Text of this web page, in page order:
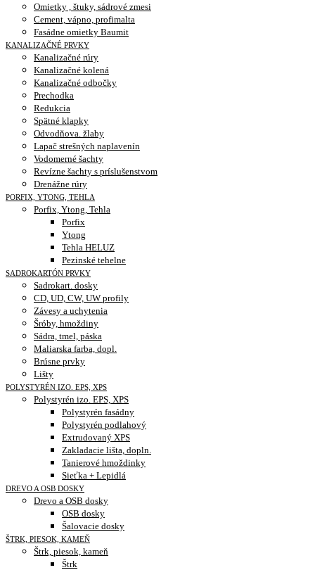
Omietky , štuky, sádrové zmesi
Cement, vápno, profimalta
Fasádne omietky Baumit
KANALIZAČNÉ PRVKY
Kanalizačné rúry
Kanalizačné kolená
Kanalizačné odbočky
Prechodka
Redukcia
Spätné klapky
Odvodňova. žlaby
Lapač strešných naplavenín
Vodomerné šachty
Revízne šachty s príslušenstvom
Drenážne rúry
PORFIX, YTONG, TEHLA
Porfix, Ytong, Tehla
Porfix
Ytong
Tehla HELUZ
Pezinské tehelne
SADROKARTÓN PRVKY
Sadrokart. dosky
CD, UD, CW, UW profily
Závesy a uchytenia
Šróby, hmoždiny
Sádra, tmel, páska
Maliarska farba, dopl.
Brúsne prvky
Lišty
POLYSTYRÉN IZO. EPS, XPS
Polystyrén izo. EPS, XPS
Polystyrén fasádny
Polystyrén podlahový
Extrudovaný XPS
Zakladacie lišta, dopln.
Tanierové hmoždinky
Sieťka + Lepidlá
DREVO A OSB DOSKY
Drevo a OSB dosky
OSB dosky
Šalovacie dosky
ŠTRK, PIESOK, KAMEŇ
Štrk, piesok, kameň
Štrk